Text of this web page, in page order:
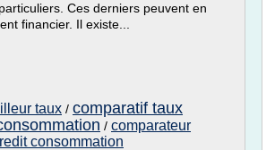
Ces derniers peuvent en
financier. Il existe...
taux / comparatif taux
/ comparateur
consommation